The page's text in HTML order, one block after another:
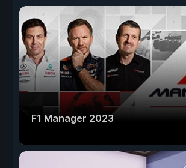
F1 Manager 2023